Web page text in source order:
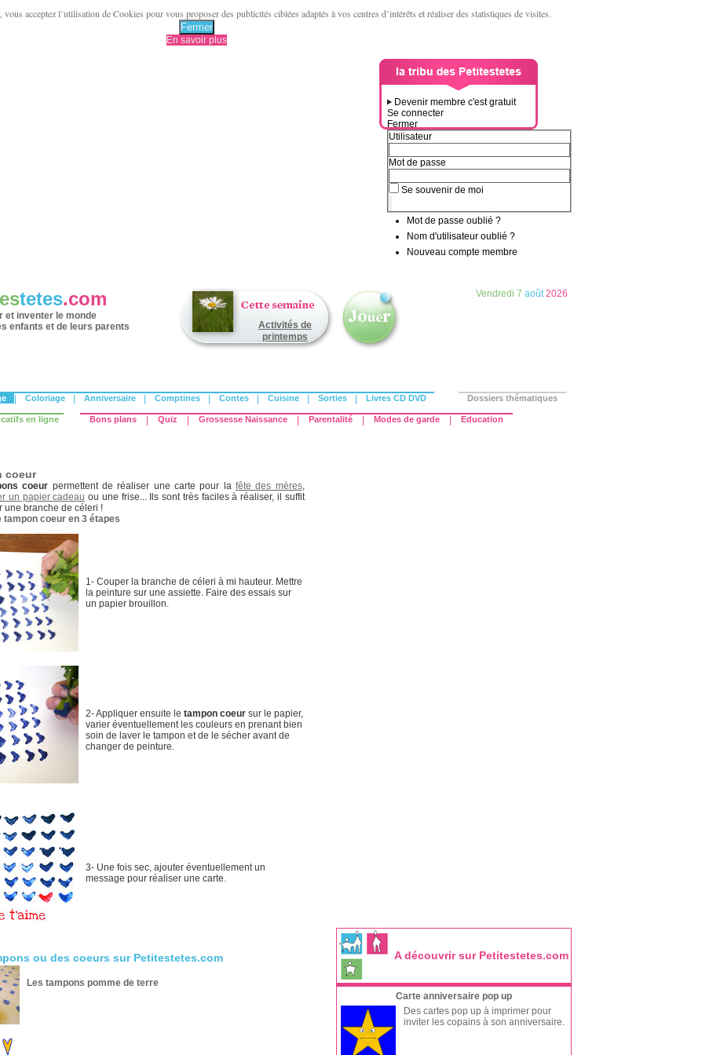
acceptez l’utilisation de Cookies pour vous proposer des publicités ciblées adaptés à vos centres d’intérêts et réaliser des statistiques de visites.
Fermer
En savoir plus
Devenir membre c'est gratuit
Se connecter
Fermer
Utilisateur
Mot de passe
Se souvenir de moi
Mot de passe oublié ?
Nom d'utilisateur oublié ?
Nouveau compte membre
tetes.com
et inventer le monde
enfants et de leurs parents
Activités de
printemps
Vendredi 7 août2026
Coloriage Anniversaire Comptines Contes Cuisine Sorties Livres CD DVD Dossiers thématiques
en ligne Bons plans Quiz Grossesse Naissance Parentalité Modes de garde Education
coeur
coeur permettent de réaliser une carte pour la fête des mères,
un papier cadeau ou une frise... Ils sont très faciles à réaliser, il suffit
une branche de céleri !
tampon coeur en 3 étapes
1- Couper la branche de céleri à mi hauteur. Mettre
la peinture sur une assiette. Faire des essais sur
un papier brouillon.
2- Appliquer ensuite le tampon coeursur le papier,
varier éventuellement les couleurs en prenant bien
soin de laver le tampon et de le sécher avant de
changer de peinture.
3- Une fois sec, ajouter éventuellement un
message pour réaliser une carte.
ou des coeurs sur Petitestetes.com
Les tampons pomme de terre
A découvrir sur Petitestetes.com
Carte anniversaire pop up
Des cartes pop up à imprimer pour
inviter les copains à son anniversaire.